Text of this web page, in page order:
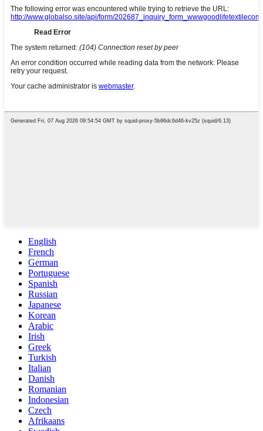
English
French
German
Portuguese
Spanish
Russian
Japanese
Korean
Arabic
Irish
Greek
Turkish
Italian
Danish
Romanian
Indonesian
Czech
Afrikaans